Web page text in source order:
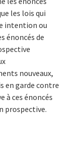
les lois qui
intention ou
énoncés de
nouveaux,
en garde contre
à ces énoncés
prospective.